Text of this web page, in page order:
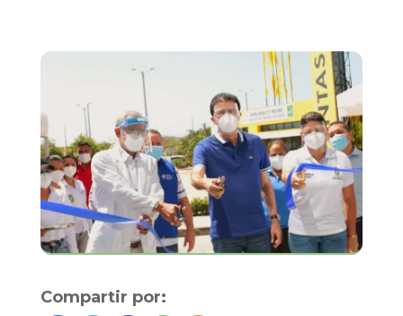
Compartir por: